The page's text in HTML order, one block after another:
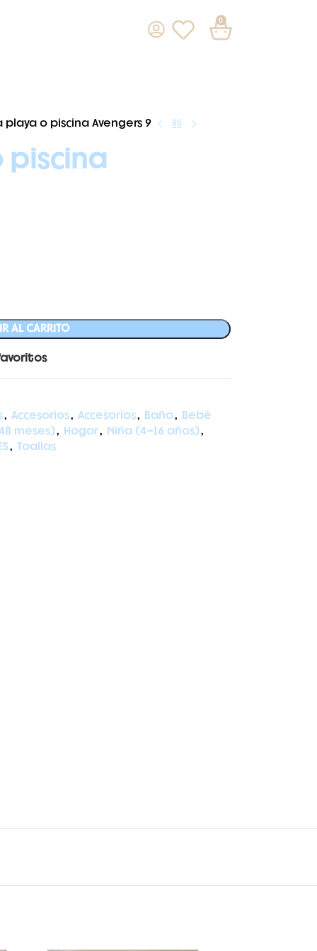
0
playa o piscina Avengers 9
piscina
AL CARRITO
, Accesorios, Accesorios, Baño, Bebé
meses), Hogar, Niña (4-16 años),
, Toallas